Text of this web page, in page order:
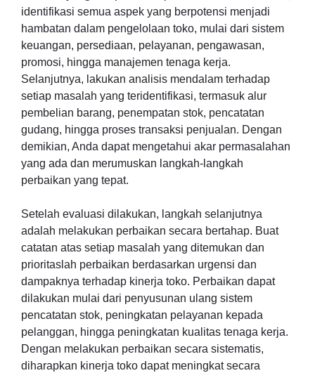
identifikasi semua aspek yang berpotensi menjadi
hambatan dalam pengelolaan toko, mulai dari sistem
keuangan, persediaan, pelayanan, pengawasan,
promosi, hingga manajemen tenaga kerja.
Selanjutnya, lakukan analisis mendalam terhadap
setiap masalah yang teridentifikasi, termasuk alur
pembelian barang, penempatan stok, pencatatan
gudang, hingga proses transaksi penjualan. Dengan
demikian, Anda dapat mengetahui akar permasalahan
yang ada dan merumuskan langkah-langkah
perbaikan yang tepat.
Setelah evaluasi dilakukan, langkah selanjutnya
adalah melakukan perbaikan secara bertahap. Buat
catatan atas setiap masalah yang ditemukan dan
prioritaslah perbaikan berdasarkan urgensi dan
dampaknya terhadap kinerja toko. Perbaikan dapat
dilakukan mulai dari penyusunan ulang sistem
pencatatan stok, peningkatan pelayanan kepada
pelanggan, hingga peningkatan kualitas tenaga kerja.
Dengan melakukan perbaikan secara sistematis,
diharapkan kinerja toko dapat meningkat secara